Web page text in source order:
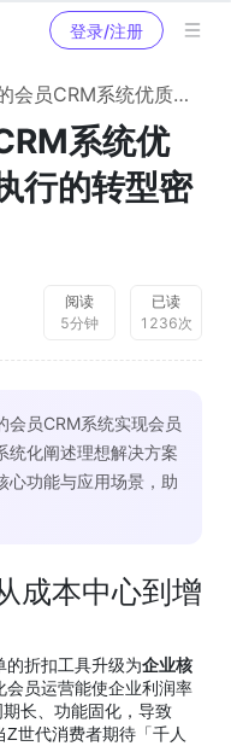
登录/注册
统优质商家：从战略到执行的转型密码
系统优
行的转型密
阅读
5分钟
已读
1236次
会员CRM系统实现会员
统化阐述理想解决方案
心功能与应用场景，助
成本中心到增
的折扣工具升级为企业核
会员运营能使企业利润率
长、功能固化，导致
世代消费者期待「千人